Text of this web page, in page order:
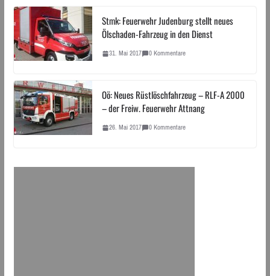
Stmk: Feuerwehr Judenburg stellt neues
Ölschaden-Fahrzeug in den Dienst
31. Mai 2017 0 Kommentare
Oö: Neues Rüstlöschfahrzeug – RLF-A 2000
– der Freiw. Feuerwehr Attnang
26. Mai 2017 0 Kommentare